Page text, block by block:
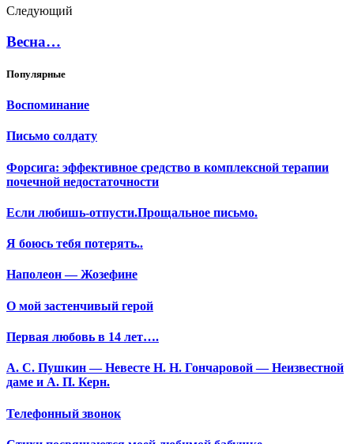
Следующий
Весна…
Популярные
Воспоминание
Письмо солдату
Форсига: эффективное средство в комплексной терапии
почечной недостаточности
Если любишь-отпусти.Прощальное письмо.
Я боюсь тебя потерять..
Наполеон — Жозефине
О мой застенчивый герой
Первая любовь в 14 лет….
А. С. Пушкин — Невесте Н. Н. Гончаровой — Неизвестной
даме и А. П. Керн.
Телефонный звонок